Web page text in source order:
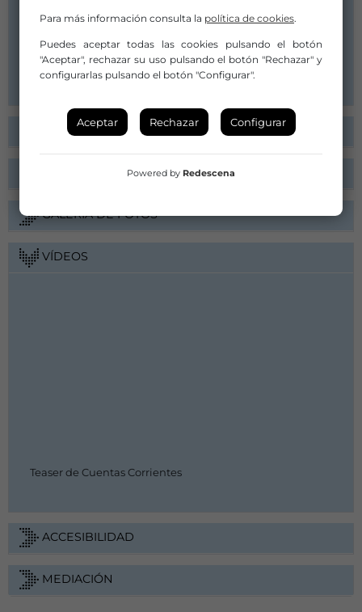
jessicacastellon.borisorihuela@gmail.com
662082726
Web
FICHA ARTÍSTICA
GALERÍA DE FOTOS
VÍDEOS
Teaser de Cuentas Corrientes
ACCESIBILIDAD
MEDIACIÓN
Para más información consulta la política de cookies.
Puedes aceptar todas las cookies pulsando el botón
"Aceptar", rechazar su uso pulsando el botón "Rechazar" y
configurarlas pulsando el botón "Configurar".
Aceptar Rechazar Configurar
Powered by Redescena